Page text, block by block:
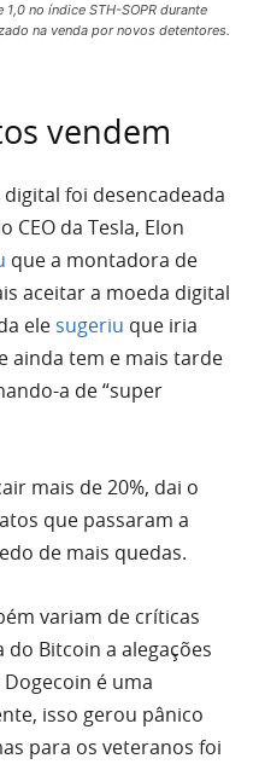
no índice STH-SOPR durante
na venda por novos detentores.
vendem
foi desencadeada
da Tesla, Elon
que a montadora de
aceitar a moeda digital
ele sugeriu que iria
ainda tem e mais tarde
a de “super
mais de 20%, dai o
que passaram a
de mais quedas.
variam de críticas
Bitcoin a alegações
é uma
isso gerou pânico
para os veteranos foi